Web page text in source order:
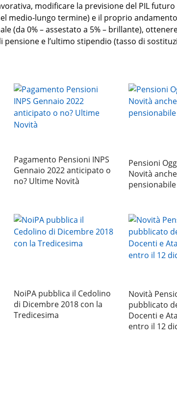
modificare la previsione del PIL futuro
medio-lungo termine) e il proprio andamento
(da 0% – assestato a 5% – brillante),
e l’ultimo stipendio (tasso di
Pagamento Pensioni INPS
Gennaio 2022 anticipato o
no? Ultime Novità
Pensioni
Novità
pensionabile
NoiPA pubblica il Cedolino
di Dicembre 2018 con la
Tredicesima
Novità
pubblicato
Docenti e
entro il 12